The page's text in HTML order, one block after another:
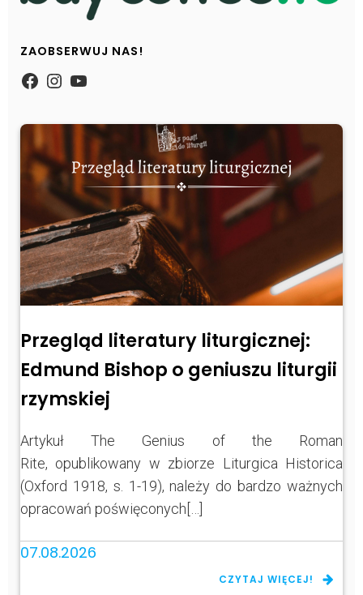
ZAOBSERWUJ NAS!
https://www.facebook.com/
Instagram
YouTube
Przegląd literatury liturgicznej:
Edmund Bishop o geniuszu liturgii
rzymskiej
Artykuł The Genius of the Roman
Rite, opublikowany w zbiorze Liturgica Historica
(Oxford 1918, s. 1-19), należy do bardzo ważnych
opracowań poświęconych[…]
07.08.2026
CZYTAJ WIĘCEJ!